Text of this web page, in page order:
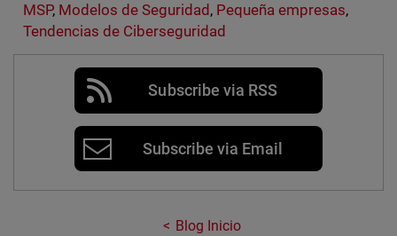
MSP, Modelos de Seguridad , Pequeña empresas,
Tendencias de Ciberseguridad
Subscribe via RSS
Subscribe via Email
Blog Inicio